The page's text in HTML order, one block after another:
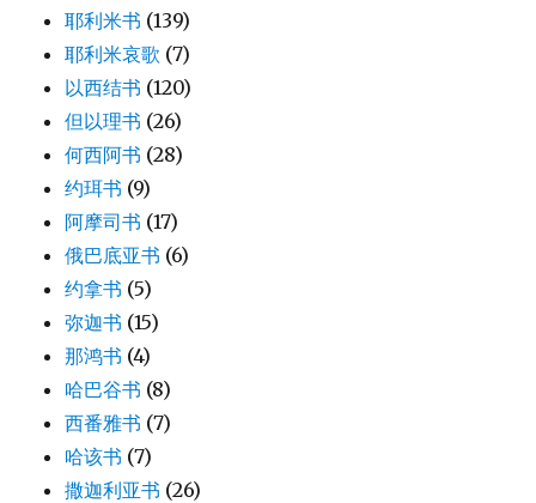
耶利米书 (139)
耶利米哀歌 (7)
以西结书 (120)
但以理书 (26)
何西阿书 (28)
约珥书 (9)
阿摩司书 (17)
俄巴底亚书 (6)
约拿书 (5)
弥迦书 (15)
那鸿书 (4)
哈巴谷书 (8)
西番雅书 (7)
哈该书 (7)
撒迦利亚书 (26)